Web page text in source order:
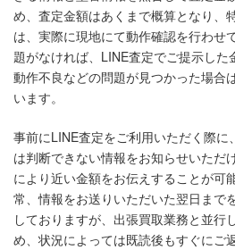
め、査定金額はあくまで概算となり、
は、実際に現地にて動作確認を行わせ
題がなければ、LINE査定でご提示した
動作不良などの問題が見つかった場合
います。
事前にLINE査定をご利用いただく際
は判断できない情報をお知らせいただ
により近い金額をお伝えすることが可
常、情報をお送りいただいた翌日まで
しておりますが、出張買取業務と並行
め、状況によっては既読後もすぐにご